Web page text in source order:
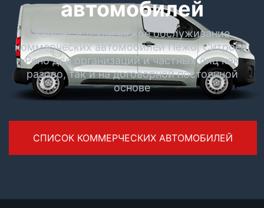
автомобилей
Ремонт и техническое обслуживание
коммерческих автомобилей Пежо, Ситроен,
Рено для организаций и частных лиц как
разово, так и на договорной постоянной
основе
СПИСОК КОММЕРЧЕСКИХ АВТОМОБИЛЕЙ